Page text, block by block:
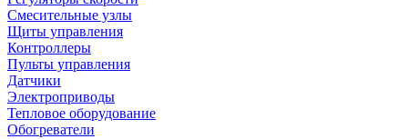
Смесительные узлы
Щиты управления
Контроллеры
Пульты управления
Датчики
Электроприводы
Тепловое оборудование
Обогреватели